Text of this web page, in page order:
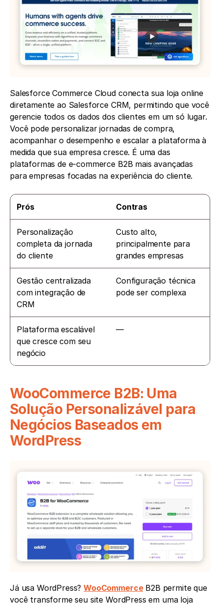
Salesforce Commerce Cloud conecta sua loja online
diretamente ao Salesforce CRM, permitindo que você
gerencie todos os dados dos clientes em um só lugar.
Você pode personalizar jornadas de compra,
acompanhar o desempenho e escalar a plataforma à
medida que sua empresa cresce. É uma das
plataformas de e-commerce B2B mais avançadas
para empresas focadas na experiência do cliente.
Prós Contras
Personalização
completa da jornada
do cliente
Custo alto,
principalmente para
grandes empresas
Gestão centralizada
com integração de
CRM
Configuração técnica
pode ser complexa
Plataforma escalável
que cresce com seu
negócio
—
WooCommerce B2B: Uma
Solução Personalizável para
Negócios Baseados em
WordPress
Já usa WordPress? WooCommerce B2B permite que
você transforme seu site WordPress em uma loja